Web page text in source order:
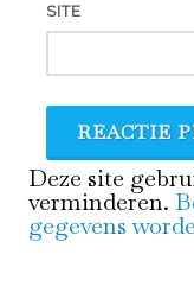
SITE
Deze site
verminderen.
gegevens